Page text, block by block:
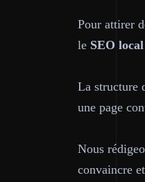
Pour attirer
le SEO local
La structure
une page
Nous
convaincre